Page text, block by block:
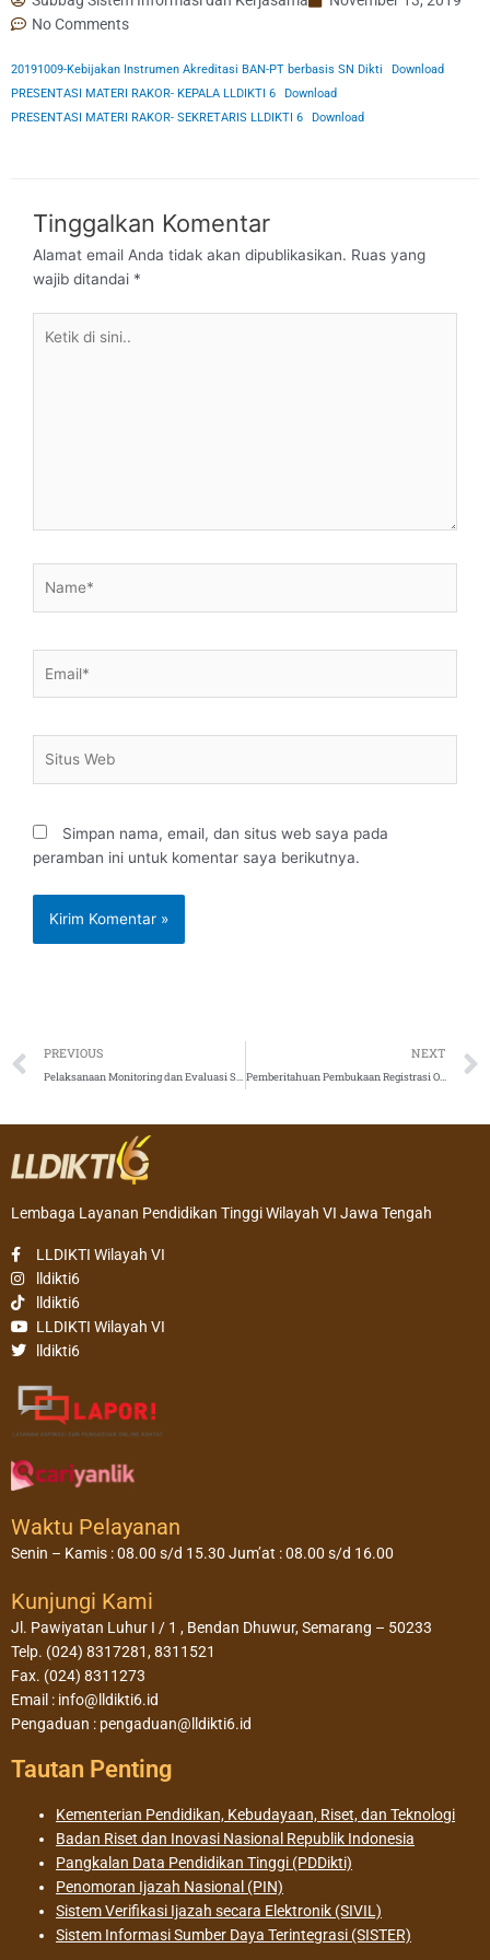
No Comments
20191009-Kebijakan Instrumen Akreditasi BAN-PT berbasis SN Dikti
Download
PRESENTASI MATERI RAKOR- KEPALA LLDIKTI 6
Download
PRESENTASI MATERI RAKOR- SEKRETARIS LLDIKTI 6
Download
Tinggalkan Komentar
Alamat email Anda tidak akan dipublikasikan. Ruas yang
wajib ditandai *
Web
Simpan nama, email, dan situs web saya pada
peramban ini untuk komentar saya berikutnya.
Prev
PREVIOUS
Pelaksanaan Monitoring dan Evaluasi Sarana dan Prasarana PT
NEXT
Pemberitahuan Pembukaan Registrasi Online PP-PTS Skema A Tahun 2020
Lembaga Layanan Pendidikan Tinggi Wilayah VI Jawa Tengah
LLDIKTI Wilayah VI
lldikti6
lldikti6
LLDIKTI Wilayah VI
lldikti6
Waktu Pelayanan
Senin – Kamis : 08.00 s/d 15.30 Jum’at : 08.00 s/d 16.00
Kunjungi Kami
Jl. Pawiyatan Luhur I / 1 , Bendan Dhuwur, Semarang – 50233
Telp. (024) 8317281, 8311521
Fax. (024) 8311273
Email : info@lldikti6.id
Pengaduan : pengaduan@lldikti6.id
Tautan Penting
Kementerian Pendidikan, Kebudayaan, Riset, dan Teknologi
Badan Riset dan Inovasi Nasional Republik Indonesia
Pangkalan Data Pendidikan Tinggi (PDDikti)
Penomoran Ijazah Nasional (PIN)
Sistem Verifikasi Ijazah secara Elektronik (SIVIL)
Sistem Informasi Sumber Daya Terintegrasi (SISTER)